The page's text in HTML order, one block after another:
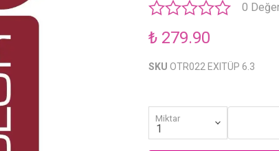
0
₺ 279.90
SKU OTR022 EXITÜP 6.3
Miktar